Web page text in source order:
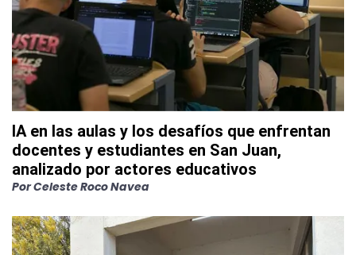
IA en las aulas y los desafíos que enfrentan
docentes y estudiantes en San Juan,
analizado por actores educativos
PorCeleste Roco Navea